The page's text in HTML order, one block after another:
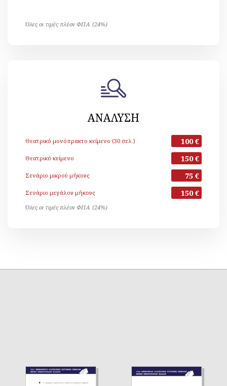
Όλες οι τιμές πλέον ΦΠΑ (24%)
ΑΝΑΛΥΣΗ
Θεατρικό μονόπρακτο κείμενο (30 σελ.) 100 €
Θεατρικό κείμενο 150 €
Σενάριο μικρού μήκους 75 €
Σενάριο μεγάλου μήκους 150 €
Όλες οι τιμές πλέον ΦΠΑ (24%)